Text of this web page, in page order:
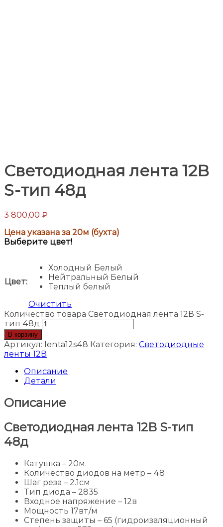
Светодиодная лента 12В
S-тип 48д
3 800,00 ₽
Цена указана за 20м (бухта)
Выберите цвет!
Цвет:
Холодный Белый
Нейтральный Белый
Теплый белый
Очистить
Количество товара Светодиодная лента 12В S-
тип 48д
В корзину
Артикул: lenta12s48 Категория: Светодиодные
ленты 12В
Описание
Детали
Описание
Светодиодная лента 12В S-тип
48д
Катушка – 20м.
Количество диодов на метр – 48
Шаг реза – 2.1см
Тип диода – 2835
Входное напряжение – 12в
Мощность 17вт/м
Степень защиты – 65 (гидроизаляционный